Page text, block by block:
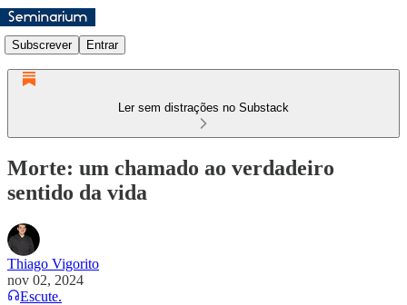
Subscrever Entrar
Ler sem distrações no Substack
Morte: um chamado ao verdadeiro
sentido da vida
Thiago Vigorito
nov 02, 2024
Escute.